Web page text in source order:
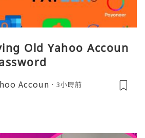
Old Yahoo Accoun
Accoun 3小時前